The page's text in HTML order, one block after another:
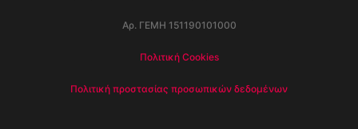
Αρ. ΓΕΜΗ 151190101000
Πολιτική Cookies
Πολιτική προστασίας προσωπικών δεδομένων